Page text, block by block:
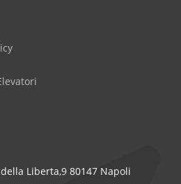
Liberta,9 80147 Napoli